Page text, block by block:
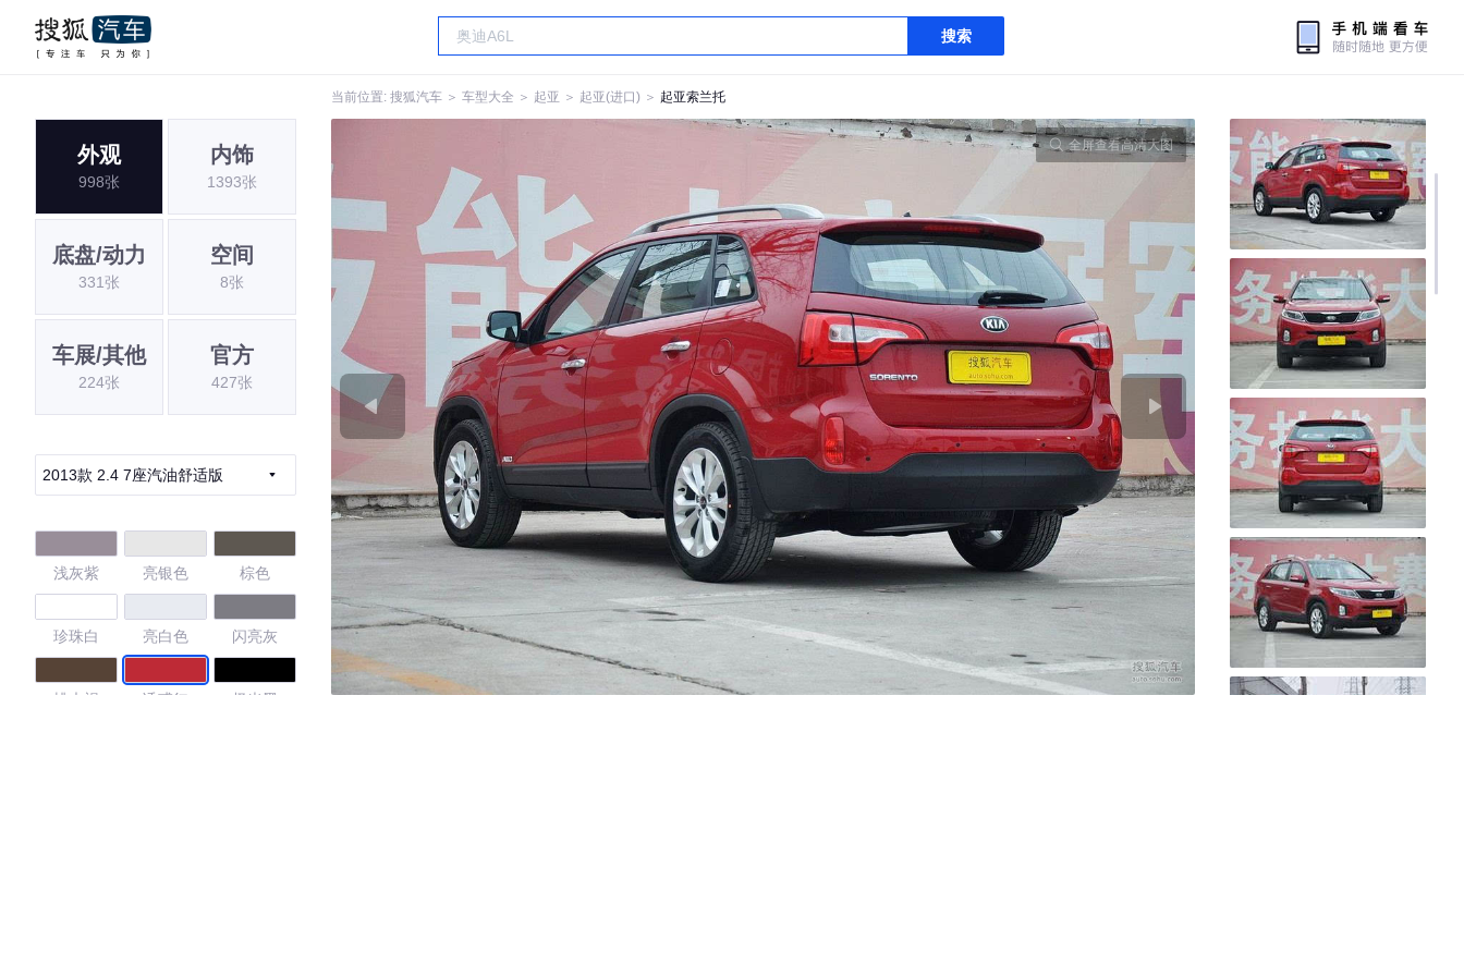
搜索
当前位置: 搜狐汽车 ＞ 车型大全 ＞ 起亚 ＞ 起亚(进口) ＞ 起亚索兰托
外观
998张
内饰
1393张
底盘/动力
331张
空间
8张
车展/其他
224张
官方
427张
2013款 2.4 7座汽油舒适版
浅灰紫 亮银色 棕色
珍珠白 亮白色 闪亮灰
桃木褐 诱惑红 极光黑
全屏查看高清大图